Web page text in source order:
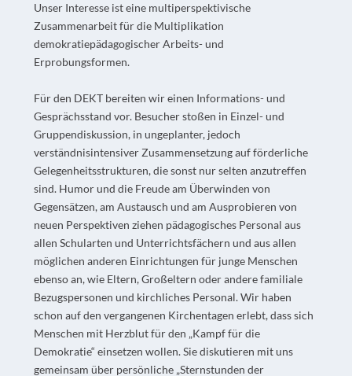
Unser Interesse ist eine multiperspektivische
Zusammenarbeit für die Multiplikation
demokratiepädagogischer Arbeits- und
Erprobungsformen.
Für den DEKT bereiten wir einen Informations- und
Gesprächsstand vor. Besucher stoßen in Einzel- und
Gruppendiskussion, in ungeplanter, jedoch
verständnisintensiver Zusammensetzung auf förderliche
Gelegenheitsstrukturen, die sonst nur selten anzutreffen
sind. Humor und die Freude am Überwinden von
Gegensätzen, am Austausch und am Ausprobieren von
neuen Perspektiven ziehen pädagogisches Personal aus
allen Schularten und Unterrichtsfächern und aus allen
möglichen anderen Einrichtungen für junge Menschen
ebenso an, wie Eltern, Großeltern oder andere familiale
Bezugspersonen und kirchliches Personal. Wir haben
schon auf den vergangenen Kirchentagen erlebt, dass sich
Menschen mit Herzblut für den „Kampf für die
Demokratie“ einsetzen wollen. Sie diskutieren mit uns
gemeinsam über persönliche „Sternstunden der